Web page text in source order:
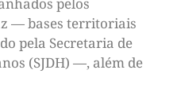
— bases territoriais
pela Secretaria de
(SJDH) —, além de